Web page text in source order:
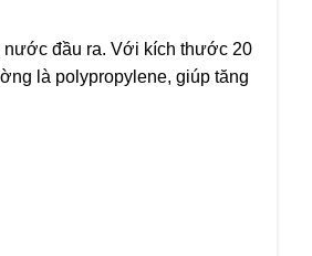
nước đầu ra. Với kích thước 20
là polypropylene, giúp tăng